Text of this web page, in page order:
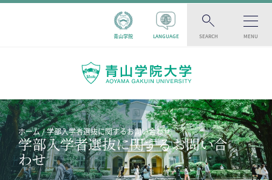
青山学院 LANGUAGE SEARCH MENU
ホーム 学部入学者選抜に関するお問い合わせ
学部入学者選抜に関するお問い合
わせ